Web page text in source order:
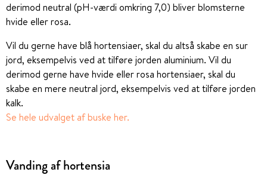
derimod neutral (pH-værdi omkring 7,0) bliver blomsterne
hvide eller rosa.
Vil du gerne have blå hortensiaer, skal du altså skabe en sur
jord, eksempelvis ved at tilføre jorden aluminium. Vil du
derimod gerne have hvide eller rosa hortensiaer, skal du
skabe en mere neutral jord, eksempelvis ved at tilføre jorden
kalk.
Se hele udvalget af buske her.
Vanding af hortensia